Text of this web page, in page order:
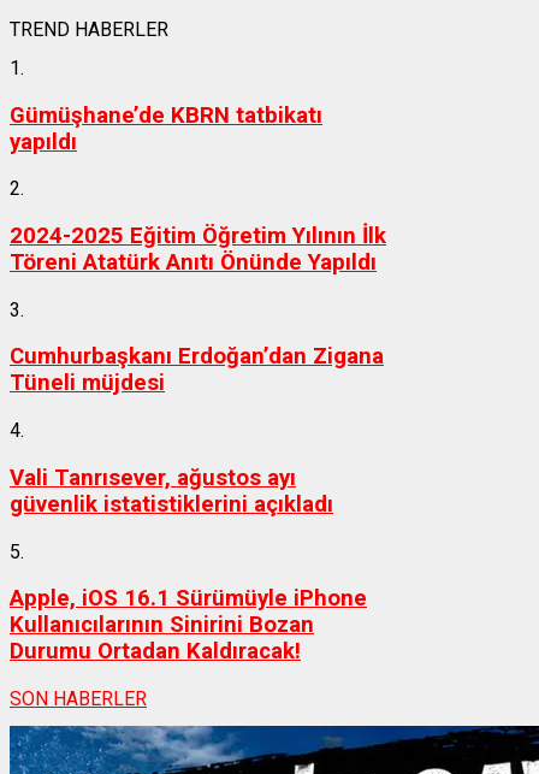
TREND HABERLER
1.
Gümüşhane’de KBRN tatbikatı
yapıldı
2.
2024-2025 Eğitim Öğretim Yılının İlk
Töreni Atatürk Anıtı Önünde Yapıldı
3.
Cumhurbaşkanı Erdoğan’dan Zigana
Tüneli müjdesi
4.
Vali Tanrısever, ağustos ayı
güvenlik istatistiklerini açıkladı
5.
Apple, iOS 16.1 Sürümüyle iPhone
Kullanıcılarının Sinirini Bozan
Durumu Ortadan Kaldıracak!
SON HABERLER